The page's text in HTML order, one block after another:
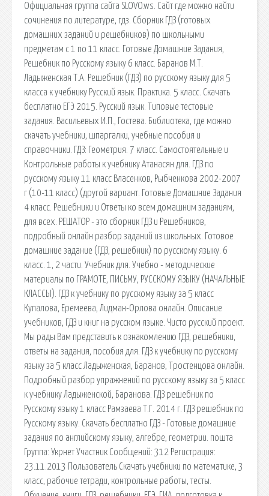
Официальная группа сайта SLOVO.ws. Сайт где можно найти
сочинения по литературе, гдз. Сборник ГДЗ (готовых
домашних заданий и решебников) по школьными
предметам с 1 по 11 класс. Готовые Домашние Задания,
Решебник по Русскому языку 6 класс. Баранов М.Т.
Ладыженская Т.А. Решебник (ГДЗ) по русскому языку для 5
класса к учебнику Русский язык. Практика. 5 класс. Скачать
бесплатно ЕГЭ 2015. Русский язык. Типовые тестовые
задания. Васильевых И.П., Гостева. Библиотека, где можно
скачать учебники, шпаргалки, учебные пособия и
справочники. ГДЗ: Геометрия. 7 класс. Самостоятельные и
Контрольные работы к учебнику Атанасян для. ГДЗ по
русскому языку 11 класс Власенков, Рыбченкова 2002-2007
г (10-11 класс) (другой вариант. Готовые Домашние Задания
4 класс. Решебники и Ответы ко всем домашним заданиям,
для всех. РЕШАТОР - это сборник ГДЗ и Решебников,
подробный онлайн разбор заданий из школьных. Готовое
домашние задание (ГДЗ, решебник) по русскому языку. 6
класс. 1, 2 части. Учебник для. Учебно - методические
материалы по ГРАМОТЕ, ПИСЬМУ, РУССКОМУ ЯЗЫКУ (НАЧАЛЬНЫЕ
КЛАССЫ). ГДЗ к учебнику по русскому языку за 5 класс
Купалова, Еремеева, Лидман-Орлова онлайн. Описание
учебников, ГДЗ и книг на русском языке. Чисто русский проект.
Мы рады Вам представить к ознакомлению ГДЗ, решебники,
ответы на задания, пособия для. ГДЗ к учебнику по русскому
языку за 5 класс Ладыженская, Баранов, Тростенцова онлайн.
Подробный разбор упражнений по русскому языку за 5 класс
к учебнику Ладыженской, Баранова. ГДЗ решебник по
Русскому языку 1 класс Рамзаева Т.Г. 2014 г. ГДЗ решебник по
Русскому языку. Скачать бесплатно ГДЗ - Готовые домашние
задания по английскому языку, алгебре, геометрии. пошта
Группа: Укрнет Участник Сообщений: 312 Регистрация:
23.11.2013 Пользователь Скачать учебники по математике, 3
класс, рабочие тетради, контрольные работы, тесты.